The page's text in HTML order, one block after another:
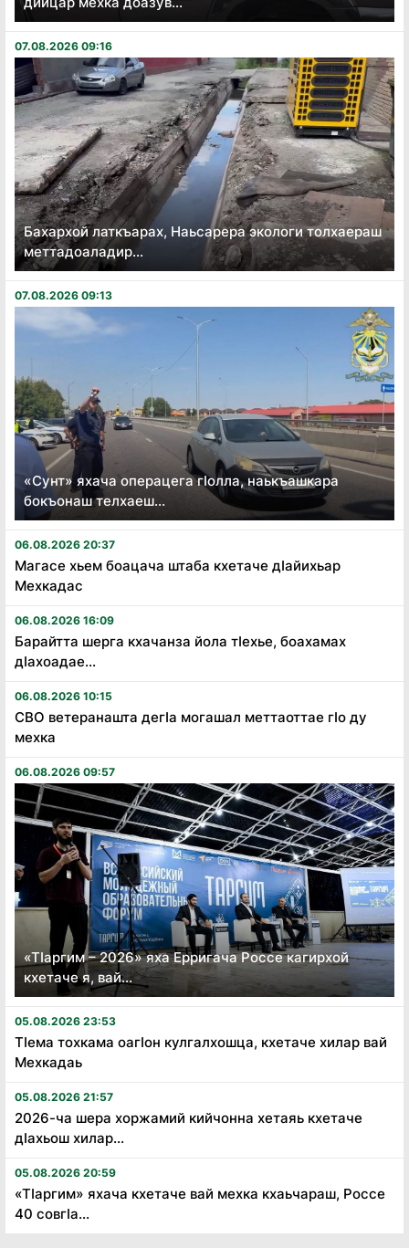
07.08.2026 09:16
Бахархой латкъарах, Наьсарера экологи толхаераш
меттадоаладир...
07.08.2026 09:13
«Сунт» яхача операцега гӏолла, наькъашкара
бокъонаш телхаеш...
06.08.2026 20:37
Магасе хьем боацача штаба кхетаче дӏайихьар
Мехкадас
06.08.2026 16:09
Барайтта шерга кхачанза йола тӏехье, боахамах
дӏахоадае...
06.08.2026 10:15
СВО ветеранашта дегӏа могашал меттаоттае гӏо ду
мехка
06.08.2026 09:57
«Тӏаргим – 2026» яха Ерригача Россе кагирхой
кхетаче я, вай...
05.08.2026 23:53
Тӏема тохкама оагӏон кулгалхошца, кхетаче хилар вай
Мехкадаь
05.08.2026 21:57
2026-ча шера хоржамий кийчонна хетаяь кхетаче
дӏахьош хилар...
05.08.2026 20:59
«Тӏаргим» яхача кхетаче вай мехка кхаьчараш, Россе
40 совгӏа...